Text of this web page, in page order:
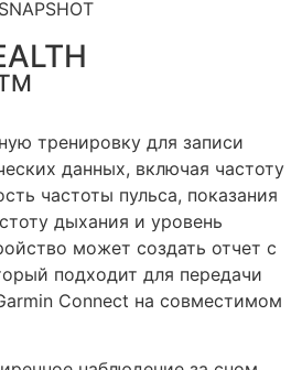
тренировку для записи
данных, включая частоту
частоты пульса, показания
дыхания и уровень
может создать отчет с
подходит для передачи
Connect на совместимом